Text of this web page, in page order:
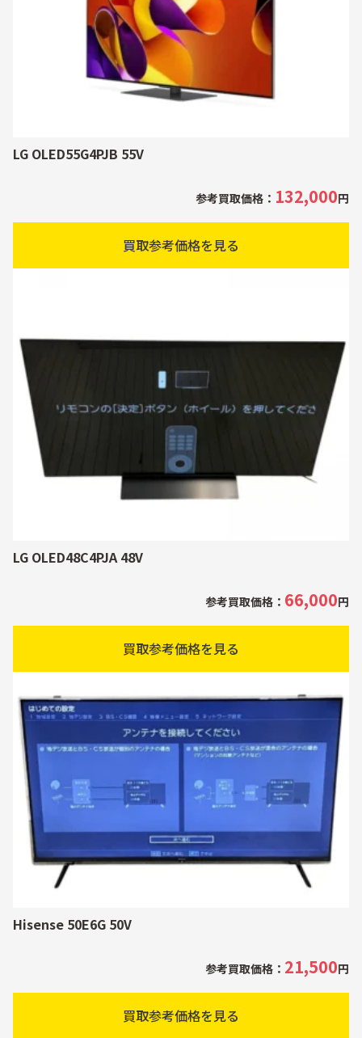
LG OLED55G4PJB 55V
参考買取価格： 132,000円
買取参考価格を見る
LG OLED48C4PJA 48V
参考買取価格： 66,000円
買取参考価格を見る
Hisense 50E6G 50V
参考買取価格： 21,500円
買取参考価格を見る